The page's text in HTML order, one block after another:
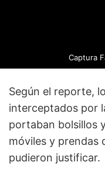
Captura
Según el reporte,
interceptados por
portaban bolsillos
móviles y prendas
pudieron justificar.